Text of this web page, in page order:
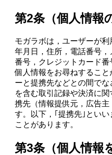
第2条（個人情報
モガラボは，ユーザーが
年月日，住所，電話番号
番号，クレジットカード
個人情報をお尋ねするこ
ーと提携先などとの間で
を含む取引記録や決済に
携先（情報提供元，広告
す。以下，｢提携先｣とい
ことがあります。
第3条（個人情報